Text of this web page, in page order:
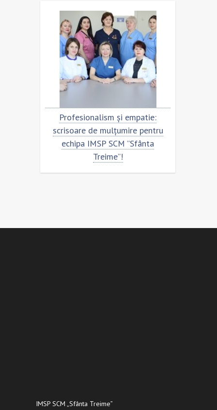
și empatie:
de mulțumire pentru
SCM ”Sfânta
Scrisoare de mulțumire
echipa SCM ”Sfânta
IMSP SCM „Sfânta Treime”